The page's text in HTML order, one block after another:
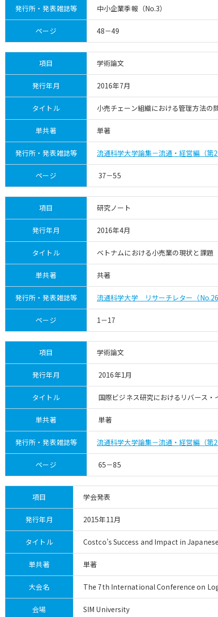
発行所・発表雑誌等 中小企業季報（No.3）
ページ 48－49
項目 学術論文
発行年月 2016年7月
タイトル 小売チェーン組織における管理方法の
単共著 単著
発行所・発表雑誌等 流通科学大学論集－流通・経営編（第
ページ 37－55
項目 研究ノート
発行年月 2016年4月
タイトル ベトナムにおける小売業の現状と課題
単共著 共著
発行所・発表雑誌等 流通科学大学 リサーチレター（
ページ 1－17
項目 学術論文
発行年月 2016年1月
タイトル 国際ビジネス研究におけるリバース
単共著 単著
発行所・発表雑誌等 流通科学大学論集－流通・経営編（第
ページ 65－85
項目 学会発表
発行年月 2015年11月
タイトル Costco’s Success and Impact in
単共著 単著
大会名 The 7th International Conference on
会場 SIM University